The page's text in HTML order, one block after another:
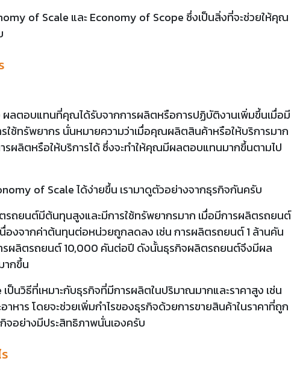
of Scale และ Economy of Scope ซึ่งเป็นสิ่งที่จะช่วยให้คุณ
ลตอบแทนที่คุณได้รับจากการผลิตหรือการปฏิบัติงานเพิ่มขึ้นเมื่อมี
ช้ทรัพยากร นั่นหมายความว่าเมื่อคุณผลิตสินค้าหรือให้บริการมาก
ผลิตหรือให้บริการได้ ซึ่งจะทำให้คุณมีผลตอบแทนมากขึ้นตามไป
of Scale ได้ง่ายขึ้น เรามาดูตัวอย่างจากธุรกิจกันครับ
รถยนต์มีต้นทุนสูงและมีการใช้ทรัพยากรมาก เมื่อมีการผลิตรถยนต์
องจากค่าต้นทุนต่อหน่วยถูกลดลง เช่น การผลิตรถยนต์ 1 ล้านคัน
ผลิตรถยนต์ 10,000 คันต่อปี ดังนั้นธุรกิจผลิตรถยนต์จึงมีผล
ากขึ้น
ป็นวิธีที่เหมาะกับธุรกิจที่มีการผลิตในปริมาณมากและราคาสูง เช่น
หาร โดยจะช่วยเพิ่มกำไรของธุรกิจด้วยการขายสินค้าในราคาที่ถูก
อย่างมีประสิทธิภาพนั่นเองครับ